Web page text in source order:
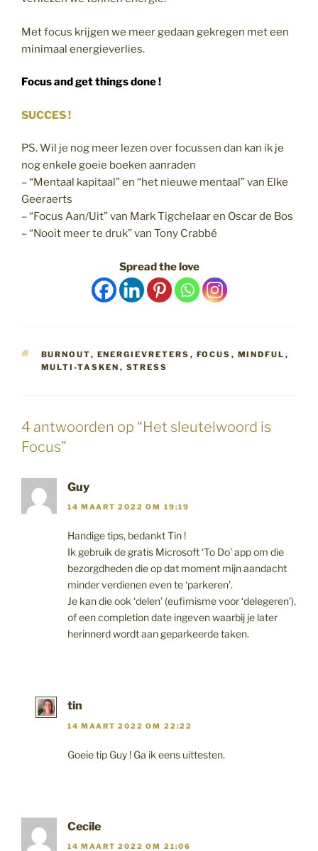
Met focus krijgen we meer gedaan gekregen met een
minimaal energieverlies.
Focus and get things done !
SUCCES !
PS. Wil je nog meer lezen over focussen dan kan ik je
nog enkele goeie boeken aanraden
– “Mentaal kapitaal” en “het nieuwe mentaal” van Elke
Geeraerts
– “Focus Aan/Uit” van Mark Tigchelaar en Oscar de Bos
– “Nooit meer te druk” van Tony Crabbé
Spread the love
TAGS
BURNOUT, ENERGIEVRETERS , FOCUS , MINDFUL ,
MULTI-TASKEN , STRESS
4 antwoorden op “Het sleutelwoord is
Focus”
Guy
14 MAART 2022 OM 19:19
Handige tips, bedankt Tin !
Ik gebruik de gratis Microsoft ‘To Do’ app om die
bezorgdheden die op dat moment mijn aandacht
minder verdienen even te ‘parkeren’.
Je kan die ook ‘delen’ (eufimisme voor ‘delegeren’),
of een completion date ingeven waarbij je later
herinnerd wordt aan geparkeerde taken.
tin
14 MAART 2022 OM 22:22
Goeie tip Guy ! Ga ik eens uittesten.
Cecile
14 MAART 2022 OM 21:06